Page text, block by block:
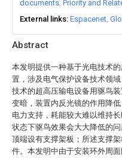
Abstract
本发明提供一种基于光电技术
置，涉及电气保护设备技术领
技术的超高压输电设备用驱鸟
变暗，装置内反光镜的作用降
电力支持，耗能较大难以维持
状态下驱鸟效果会大大降低的
顶端设有支撑架板；所述支撑
件。本发明中由于安装环外周
documents Priority and
External links Espacenet